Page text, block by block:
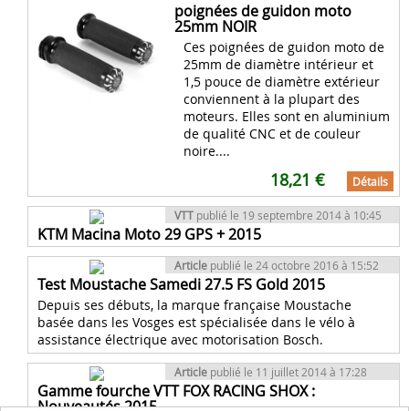
poignées de guidon moto
25mm NOIR
Ces poignées de guidon moto de
25mm de diamètre intérieur et
1,5 pouce de diamètre extérieur
conviennent à la plupart des
moteurs. Elles sont en aluminium
de qualité CNC et de couleur
noire....
18,21 € Détails
VTT publié le 19 septembre 2014 à 10:45
KTM Macina Moto 29 GPS + 2015
Article publié le 24 octobre 2016 à 15:52
Test Moustache Samedi 27.5 FS Gold 2015
Depuis ses débuts, la marque française Moustache
basée dans les Vosges est spécialisée dans le vélo à
assistance électrique avec motorisation Bosch.
Article publié le 11 juillet 2014 à 17:28
Gamme fourche VTT FOX RACING SHOX :
Nouveautés 2015